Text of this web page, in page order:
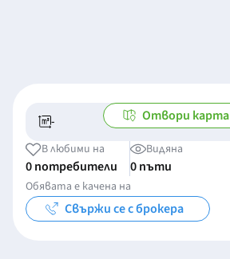
- -/-
Отвори карта
В любими на
0 потребители
Видяна
0 пъти
Обявата е качена на
Свържи се с брокера